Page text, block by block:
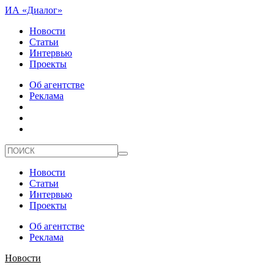
ИА «Диалог»
Новости
Статьи
Интервью
Проекты
Об агентстве
Реклама
Новости
Статьи
Интервью
Проекты
Об агентстве
Реклама
Новости